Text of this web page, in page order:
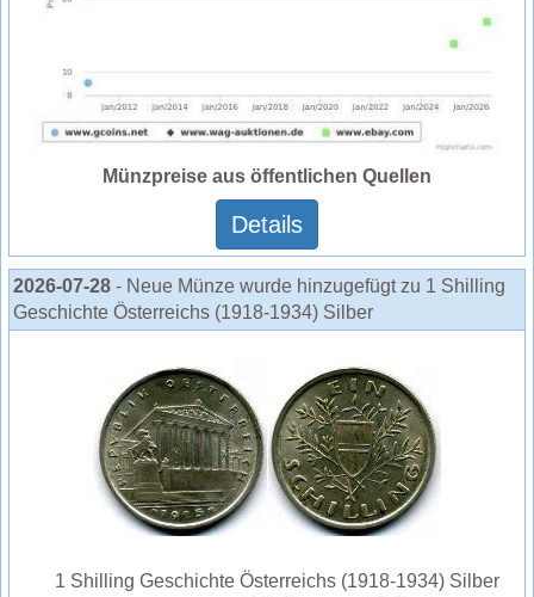
Münzpreise aus öffentlichen Quellen
Details
2026-07-28 - Neue Münze wurde hinzugefügt zu 1 Shilling
Geschichte Österreichs (1918-1934) Silber
1 Shilling Geschichte Österreichs (1918-1934) Silber